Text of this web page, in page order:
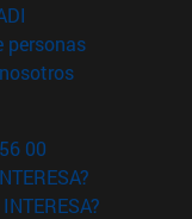
personas(abre en
(abre en
00